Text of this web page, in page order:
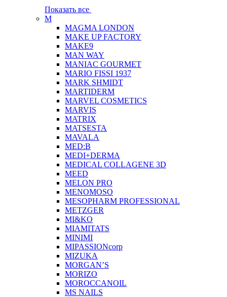
Показать все
M
MAGMA LONDON
MAKE UP FACTORY
MAKE9
MAN WAY
MANIAC GOURMET
MARIO FISSI 1937
MARK SHMIDT
MARTIDERM
MARVEL COSMETICS
MARVIS
MATRIX
MATSESTA
MAVALA
MED:B
MEDI+DERMA
MEDICAL COLLAGENE 3D
MEED
MELON PRO
MENOMOSO
MESOPHARM PROFESSIONAL
METZGER
MI&KO
MIAMITATS
MINIMI
MIPASSIONcorp
MIZUKA
MORGAN’S
MORIZO
MOROCCANOIL
MS NAILS